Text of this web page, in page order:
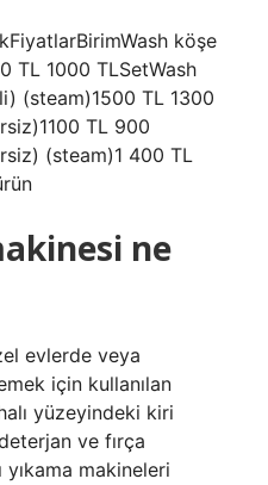
köşe
TL 1000 TLSetWash
(steam)1500 TL 1300
TL 900
(steam)1 400 TL
ne
evlerde veya
için kullanılan
yüzeyindeki kiri
ve fırça
yıkama makineleri